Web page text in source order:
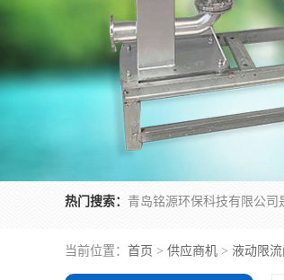
热门搜索：
当前位置： 首页 > 供应商机 > 液动限流